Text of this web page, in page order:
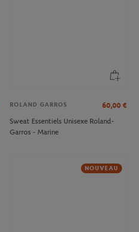
ROLAND GARROS 60,00 €
Sweat Essentiels Unisexe Roland-
Garros - Marine
NOUVEAU